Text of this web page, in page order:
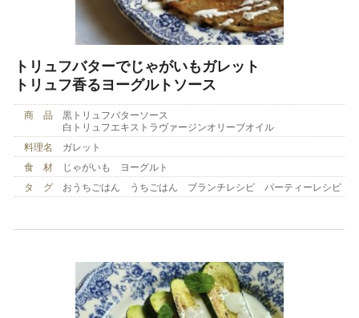
トリュフバターでじゃがいもガレット
トリュフ香るヨーグルトソース
商 品
黒トリュフバターソース
白トリュフエキストラヴァージンオリーブオイル
料理名
ガレット
食 材
じゃがいも ヨーグルト
タ グ
おうちごはん うちごはん ブランチレシピ パーティーレシピ